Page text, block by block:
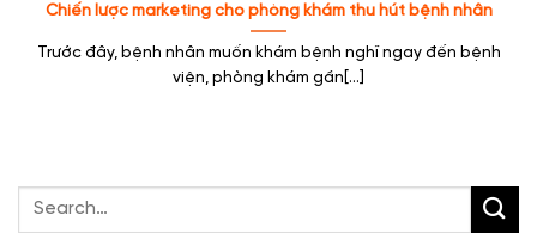
Chiến lược marketing cho phòng khám thu hút bệnh nhân
Trước đây, bệnh nhân muốn khám bệnh nghĩ ngay đến bệnh
viện, phòng khám gần[...]